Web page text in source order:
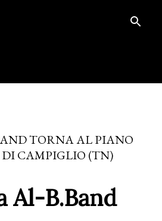
TORNA AL PIANO
CAMPIGLIO (TN)
Al-B.Band